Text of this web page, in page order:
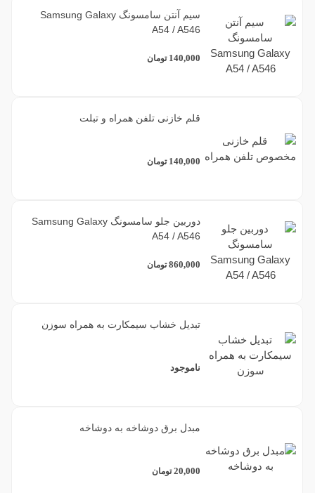
سیم آنتن سامسونگ Samsung Galaxy
A54 / A546
140,000 تومان
قلم خازنی تلفن همراه و تبلت
140,000 تومان
دوربین جلو سامسونگ Samsung Galaxy
A54 / A546
860,000 تومان
تبدیل خشاب سیمکارت به همراه سوزن
ناموجود
مبدل برق دوشاخه به دوشاخه
20,000 تومان